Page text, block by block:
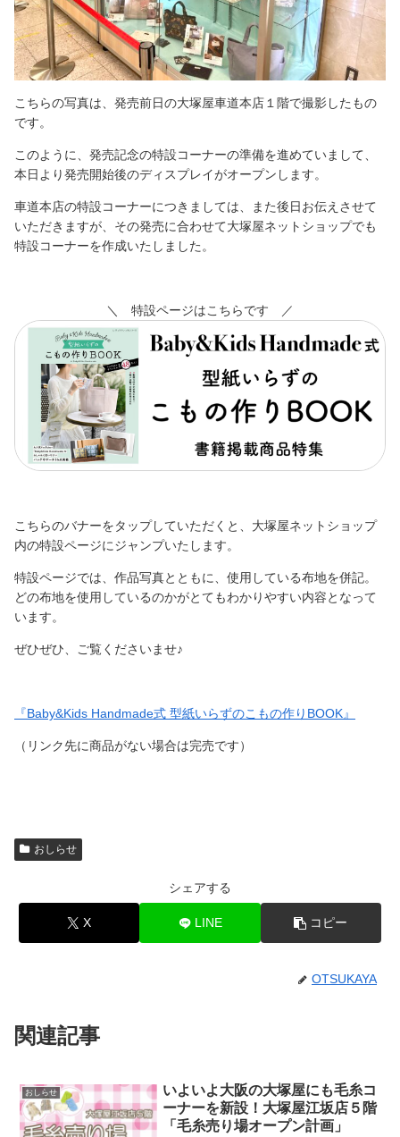
こちらの写真は、発売前日の大塚屋車道本店１階で撮影したもの
です。
このように、発売記念の特設コーナーの準備を進めていまして、
本日より発売開始後のディスプレイがオープンします。
車道本店の特設コーナーにつきましては、また後日お伝えさせて
いただきますが、その発売に合わせて大塚屋ネットショップでも
特設コーナーを作成いたしました。
＼ 特設ページはこちらです ／
こちらのバナーをタップしていただくと、大塚屋ネットショップ
内の特設ページにジャンプいたします。
特設ページでは、作品写真とともに、使用している布地を併記。
どの布地を使用しているのかがとてもわかりやすい内容となって
います。
ぜひぜひ、ご覧くださいませ♪
『Baby&Kids Handmade式 型紙いらずのこもの作りBOOK』
（リンク先に商品がない場合は完売です）
おしらせ
シェアする
X LINE コピー
OTSUKAYA
関連記事
おしらせ
いよいよ大阪の大塚屋にも毛糸コ
ーナーを新設！大塚屋江坂店５階
「毛糸売り場オープン計画」